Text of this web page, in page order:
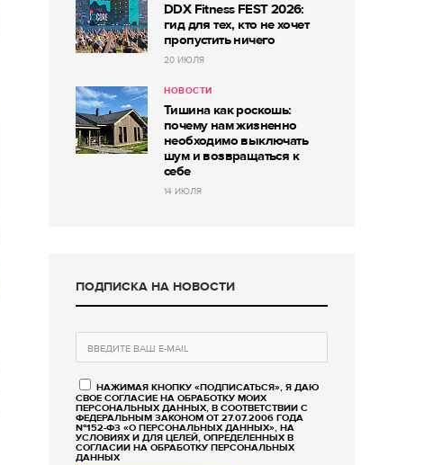
DDX Fitness FEST 2026:
гид для тех, кто не хочет
пропустить ничего
20 ИЮЛЯ
НОВОСТИ
Тишина как роскошь:
почему нам жизненно
необходимо выключать
шум и возвращаться к
себе
14 ИЮЛЯ
ПОДПИСКА НА НОВОСТИ
НАЖИМАЯ КНОПКУ «ПОДПИСАТЬСЯ», Я ДАЮ
СВОЕ СОГЛАСИЕ НА ОБРАБОТКУ МОИХ
ПЕРСОНАЛЬНЫХ ДАННЫХ, В СООТВЕТСТВИИ С
ФЕДЕРАЛЬНЫМ ЗАКОНОМ ОТ 27.07.2006 ГОДА
№152-ФЗ «О ПЕРСОНАЛЬНЫХ ДАННЫХ», НА
УСЛОВИЯХ И ДЛЯ ЦЕЛЕЙ, ОПРЕДЕЛЕННЫХ В
СОГЛАСИИ НА ОБРАБОТКУ ПЕРСОНАЛЬНЫХ
ДАННЫХ